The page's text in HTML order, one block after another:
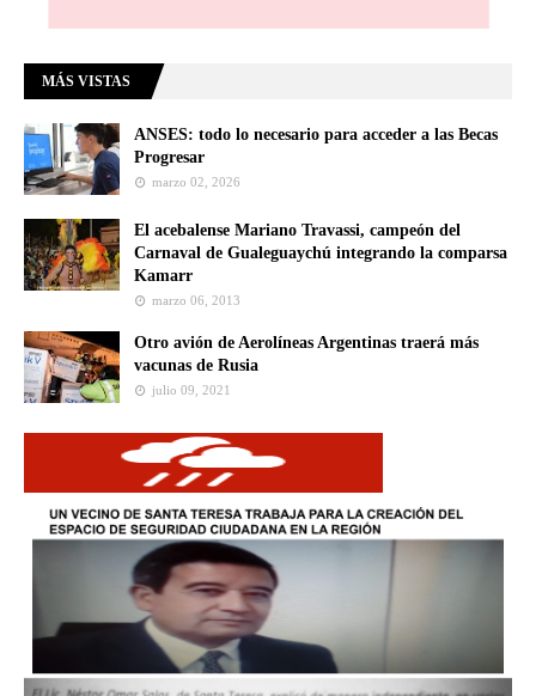
MÁS VISTAS
ANSES: todo lo necesario para acceder a las Becas
Progresar
marzo 02, 2026
El acebalense Mariano Travassi, campeón del
Carnaval de Gualeguaychú integrando la comparsa
Kamarr
marzo 06, 2013
Otro avión de Aerolíneas Argentinas traerá más
vacunas de Rusia
julio 09, 2021